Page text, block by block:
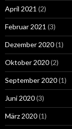
April 2021 (2)
Februar 2021 (3)
Dezember 2020(1)
Oktober 2020(2)
September 2020(1)
Juni 2020(3)
März 2020(1)